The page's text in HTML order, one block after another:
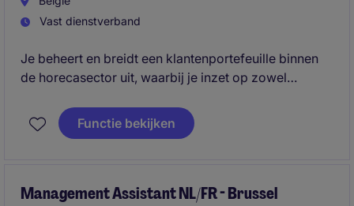
Vast dienstverband
Je beheert en breidt een klantenportefeuille binnen
de horecasector uit, waarbij je inzet op zowel
Je komt terecht bij een sterk Belgisch familiebedrijf
dat veel autonomie, commerciële vrijheid en
Functie bekijken
Management Assistant NL/FR - Brussel